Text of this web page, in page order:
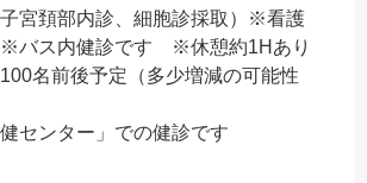
宮頚部内診、細胞診採取）※看護
バス内健診です ※休憩約1Hあり
名前後予定（多少増減の可能性
センター」での健診です